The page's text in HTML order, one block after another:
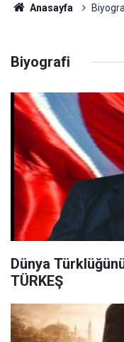
Anasayfa
Biyografi
Dünya
TÜRKEŞ